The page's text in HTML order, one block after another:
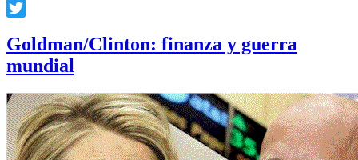
Facebook
Goldman/Clinton: finanza y guerra
mundial